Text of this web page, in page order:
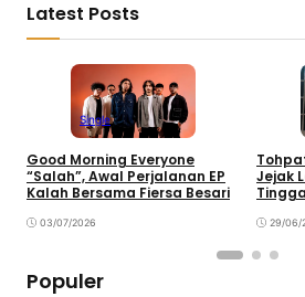
Latest Posts
Single
Good Morning Everyone
“Salah”, Awal Perjalanan EP
Kalah Bersama Fiersa Besari
03/07/2026
Jejak
29/06/
Populer